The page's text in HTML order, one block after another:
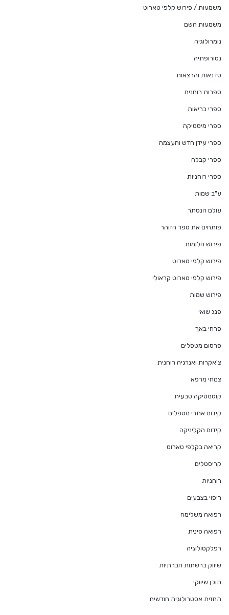
משמעות / פירוש קלפי טארוט
משמעות השם
נומרולוגיה
נטורופתיה
סדנאות והרצאות
ספרות רוחנית
ספרי בריאות
ספרי מיסטיקה
ספרי עידן חדש והעצמה
ספרי קבלה
ספרי רוחניות
ע"ב שמות
עולם הנסתר
פותחים את ספר הזוהר
פירוש חלומות
פירוש קלפי טארוט
פירוש קלפי טארוט קראולי
פירוש שמות
פנג שואי
פרחי באך
פרסום מטפלים
צ'אקרות ואנרגיה רוחנית
צמחי מרפא
קוסמטיקה טבעית
קידום אתרי מטפלים
קידום הקליניקה
קריאה בקלפי טארוט
קריסטלים
רוחניות
ריפוי בצבעים
רפואה משלימה
רפואה סינית
רפלקסולוגיה
שיווק ברשתות חברתיות
תוכן שיווקי
תחזית אסטרולוגית חודשית